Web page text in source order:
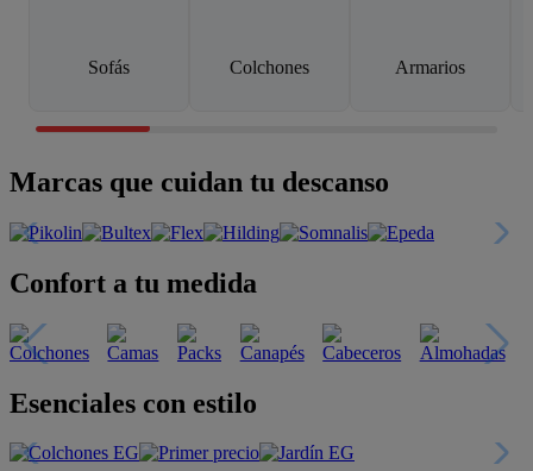
Sofás Colchones Armarios
Marcas que cuidan tu descanso
Confort a tu medida
Esenciales con estilo